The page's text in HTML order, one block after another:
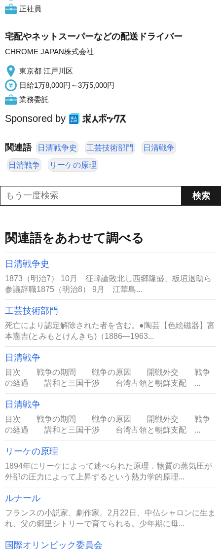
正社員
宅配やネットスーパーなどの配送ドライバー
CHROME JAPAN株式会社
東京都 江戸川区
日給1万8,000円～3万5,000円
業務委託
Sponsored by
関連語 日清戦争史 工芸技術部門 日清戦争
日清戦争 リーケの原理
関連語をあわせて調べる
日清戦争史
1873（明治7） 10月 征韓論敗北し西郷隆盛、板垣退助ら
参議辞職1875（明治8） 9月 江華島...
工芸技術部門
死亡により認定解除された者を含む。●陶芸【色絵磁器】富
本憲吉(とみもとけんきち)（1886―1963...
日清戦争
目次 戦争の期間 戦争の原因 開戦外交 戦争
の経過 講和と三国干渉 台湾占領と朝鮮支配 ...
日清戦争
目次 戦争の期間 戦争の原因 開戦外交 戦争
の経過 講和と三国干渉 台湾占領と朝鮮支配 ...
リーケの原理
1894年にリーケによって述べられた原理．物質の蒸気圧が
外部の圧力によって上昇するという熱力学的原理...
ルナール
フランスの小説家、劇作家。2月22日、中仏シャロンに生ま
れ、父の郷里シトリーで育てられる。少年期に母...
国際オリンピック委員会